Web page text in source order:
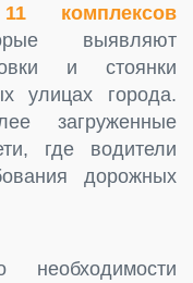
комплексов
выявляют
и стоянки
улицах города.
загруженные
где водители
дорожных